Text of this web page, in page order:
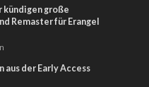
kündigen große
Remaster für Erangel
aus der Early Access